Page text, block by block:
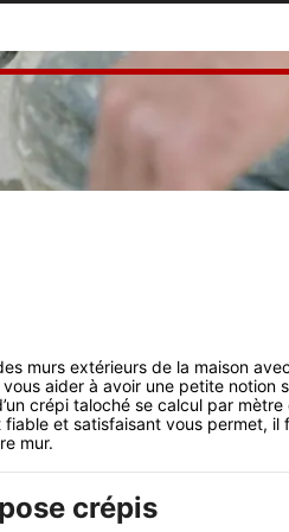
murs extérieurs de la maison
aider à avoir une petite notion
crépi taloché se calcul par mètre
et satisfaisant vous permet, il
mur.
crépis